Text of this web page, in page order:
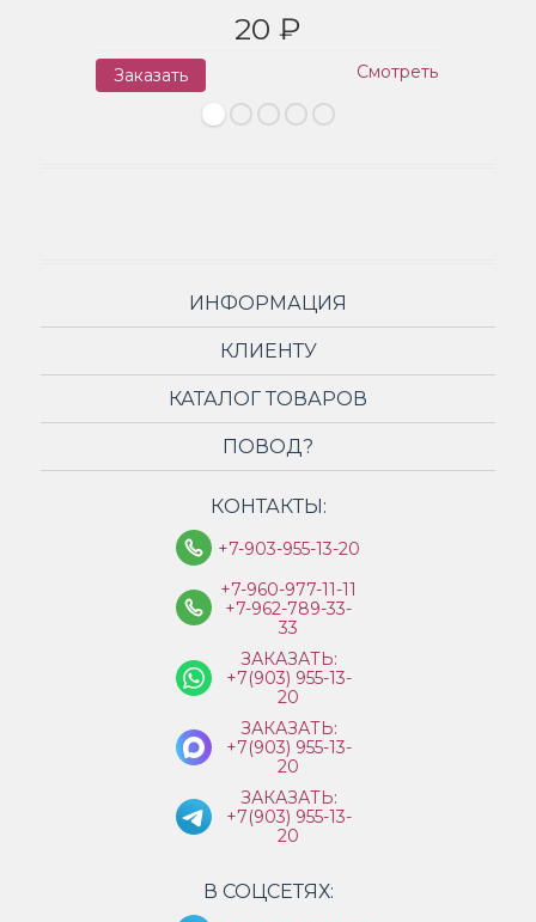
20 ₽
Заказать Смотреть
ИНФОРМАЦИЯ
КЛИЕНТУ
КАТАЛОГ ТОВАРОВ
ПОВОД?
КОНТАКТЫ:
+7-903-955-13-20
+7-960-977-11-11
+7-962-789-33-
33
ЗАКАЗАТЬ:
+7(903) 955-13-
20
ЗАКАЗАТЬ:
+7(903) 955-13-
20
ЗАКАЗАТЬ:
+7(903) 955-13-
20
В СОЦСЕТЯХ: